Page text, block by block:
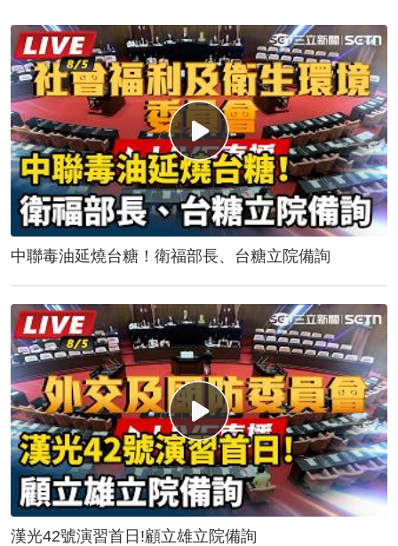
中聯毒油延燒台糖！衛福部長、台糖立院備詢
漢光42號演習首日!顧立雄立院備詢